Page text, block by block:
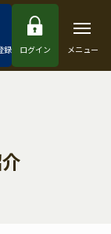
録 ログイン メニュー